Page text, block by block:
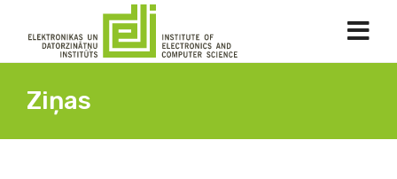
Ziņas